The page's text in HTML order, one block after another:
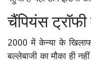
चैंपियंस
2000 में केन्या के
बल्लेबाजी का मौका ही